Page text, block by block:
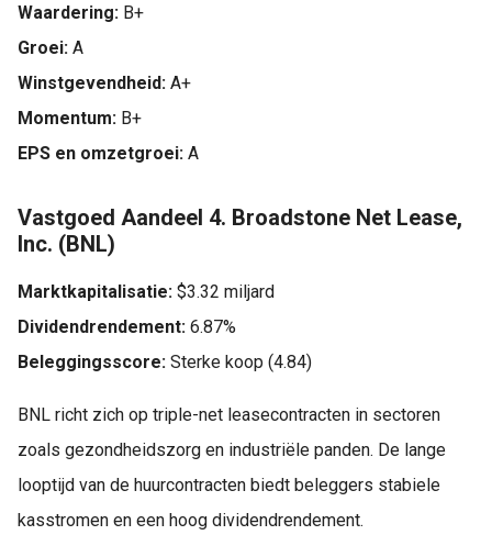
Waardering: B+
Groei: A
Winstgevendheid: A+
Momentum: B+
EPS en omzetgroei: A
Vastgoed Aandeel 4. Broadstone Net Lease,
Inc. (BNL)
Marktkapitalisatie: $3.32 miljard
Dividendrendement: 6.87%
Beleggingsscore: Sterke koop (4.84)
BNL richt zich op triple-net leasecontracten in sectoren
zoals gezondheidszorg en industriële panden. De lange
looptijd van de huurcontracten biedt beleggers stabiele
kasstromen en een hoog dividendrendement.